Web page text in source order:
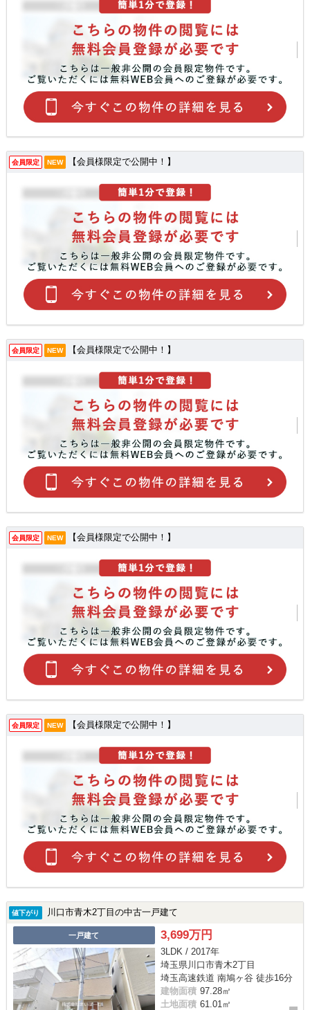
会員限定 NEW 【会員様限定で公開中！】
会員限定 NEW 【会員様限定で公開中！】
会員限定 NEW 【会員様限定で公開中！】
会員限定 NEW 【会員様限定で公開中！】
値下がり 川口市青木2丁目の中古一戸建て
一戸建て 3,699万円
3LDK / 2017年
埼玉県川口市青木2丁目
埼玉高速鉄道 南鳩ヶ谷 徒歩16分
建物面積 97.28㎡
土地面積 61.01㎡